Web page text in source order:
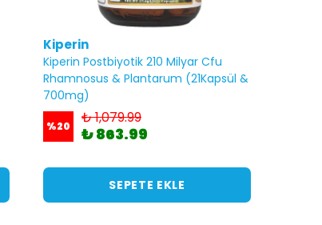
Kiperin
Kiperin Postbiyotik 210 Milyar Cfu
Rhamnosus & Plantarum (21Kapsül &
700mg)
%20 ₺ 1,079.99
₺ 863.99
SEPETE EKLE